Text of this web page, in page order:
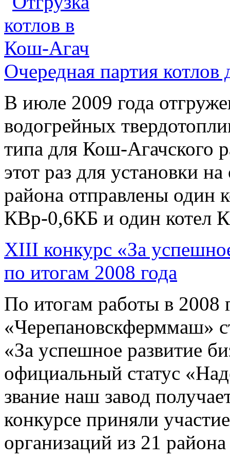
Очередная партия
В июле 2009 года
водогрейных
типа для Кош-Агачского
этот раз для установки
района отправлены один
КВр-0,6КБ и один котел
XIII конкурс «За
по итогам 2008 года
По итогам работы в 2008
«Черепановскферммаш»
«За успешное развитие
официальный статус
звание наш завод
конкурсе приняли
организаций из 21